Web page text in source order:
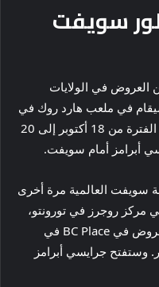
سويفت
العروض في الولايات
في ملعب هارد روك في
ميامي. ستقام العروض في ميامي في الفترة من 18 أكتوبر إلى 20
سويفت العالمية مرة أخرى
كبير في مركز روجرز في تورونتو،
كندا. ستختتم الجولة بثلاث ليال من العروض في BC Place في
من 6 إلى 8 ديسمبر. وستفتح جرايسي أبرامز